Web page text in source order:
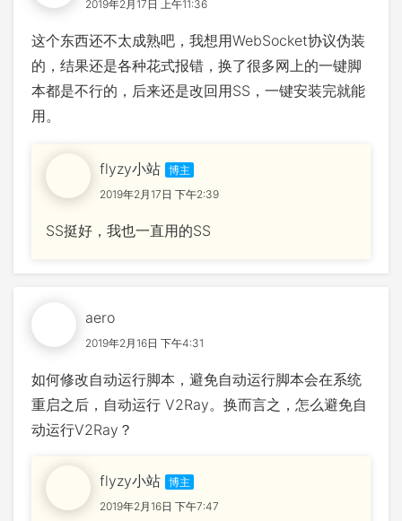
2019年2月17日 上午11:36
这个东西还不太成熟吧，我想用WebSocket协议伪装
的，结果还是各种花式报错，换了很多网上的一键脚
本都是不行的，后来还是改回用SS，一键安装完就能
用。
flyzy小站
2019年2月17日 下午2:39
SS挺好，我也一直用的SS
aero
2019年2月16日 下午4:31
如何修改自动运行脚本，避免自动运行脚本会在系统
重启之后，自动运行 V2Ray。换而言之，怎么避免自
动运行V2Ray？
flyzy小站
2019年2月16日 下午7:47